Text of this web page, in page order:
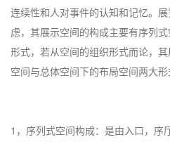
连续性和人对事件的认知和记忆。
虑，其展示空间的构成主要有序列
形式，若从空间的组织形式而论，
空间与总体空间下的布局空间两大形
1，序列式空间构成：是由入口，序